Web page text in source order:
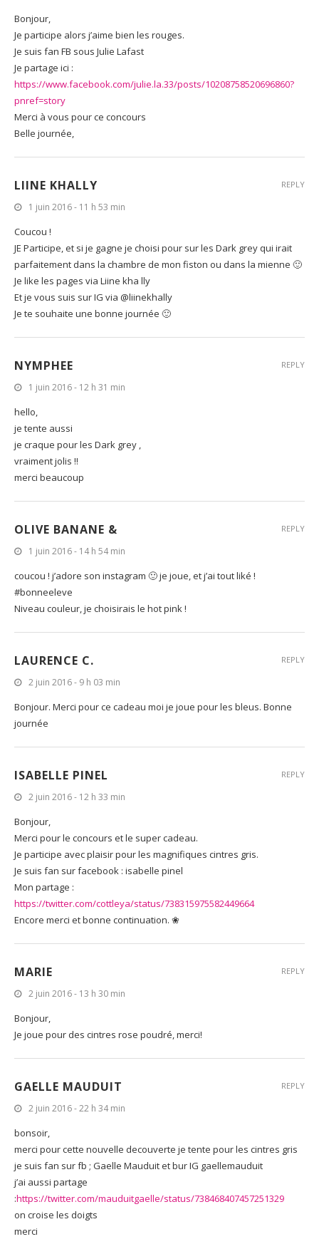
Bonjour,
Je participe alors j’aime bien les rouges.
Je suis fan FB sous Julie Lafast
Je partage ici :
https://www.facebook.com/julie.la.33/posts/10208758520696860?
pnref=story
Merci à vous pour ce concours
Belle journée,
LIINE KHALLY
1 juin 2016 - 11 h 53 min
Coucou !
JE Participe, et si je gagne je choisi pour sur les Dark grey qui irait
parfaitement dans la chambre de mon fiston ou dans la mienne 🙂
Je like les pages via Liine kha lly
Et je vous suis sur IG via @liinekhally
Je te souhaite une bonne journée 🙂
REPLY
NYMPHEE
1 juin 2016 - 12 h 31 min
hello,
je tente aussi
je craque pour les Dark grey ,
vraiment jolis !!
merci beaucoup
REPLY
OLIVE BANANE &
1 juin 2016 - 14 h 54 min
coucou ! j’adore son instagram 🙂 je joue, et j’ai tout liké !
#bonneeleve
Niveau couleur, je choisirais le hot pink !
REPLY
LAURENCE C.
2 juin 2016 - 9 h 03 min
Bonjour. Merci pour ce cadeau moi je joue pour les bleus. Bonne
journée
REPLY
ISABELLE PINEL
2 juin 2016 - 12 h 33 min
Bonjour,
Merci pour le concours et le super cadeau.
Je participe avec plaisir pour les magnifiques cintres gris.
Je suis fan sur facebook : isabelle pinel
Mon partage :
https://twitter.com/cottleya/status/738315975582449664
Encore merci et bonne continuation. ❀
REPLY
MARIE
2 juin 2016 - 13 h 30 min
Bonjour,
Je joue pour des cintres rose poudré, merci!
REPLY
GAELLE MAUDUIT
2 juin 2016 - 22 h 34 min
bonsoir,
merci pour cette nouvelle decouverte je tente pour les cintres gris
je suis fan sur fb ; Gaelle Mauduit et bur IG gaellemauduit
j’ai aussi partage
:https://twitter.com/mauduitgaelle/status/738468407457251329
on croise les doigts
merci
REPLY